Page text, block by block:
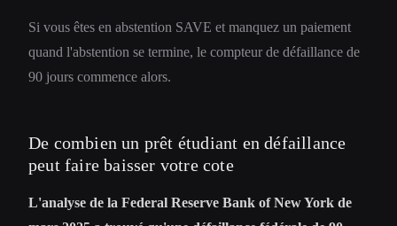
Si vous êtes en abstention SAVE et manquez un paiement
quand l'abstention se termine, le compteur de défaillance de
90 jours commence alors.
De combien un prêt étudiant en défaillance
peut faire baisser votre cote
L'analyse de la Federal Reserve Bank of New York de